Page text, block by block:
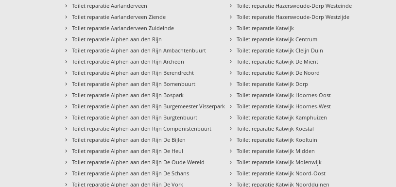
› Toilet reparatie Aarlanderveen
› Toilet reparatie Aarlanderveen Ziende
› Toilet reparatie Aarlanderveen Zuideinde
› Toilet reparatie Alphen aan den Rijn
› Toilet reparatie Alphen aan den Rijn Ambachtenbuurt
› Toilet reparatie Alphen aan den Rijn Archeon
› Toilet reparatie Alphen aan den Rijn Berendrecht
› Toilet reparatie Alphen aan den Rijn Bomenbuurt
› Toilet reparatie Alphen aan den Rijn Bospark
› Toilet reparatie Alphen aan den Rijn Burgemeester Visserpark
› Toilet reparatie Alphen aan den Rijn Burgtenbuurt
› Toilet reparatie Alphen aan den Rijn Componistenbuurt
› Toilet reparatie Alphen aan den Rijn De Bijlen
› Toilet reparatie Alphen aan den Rijn De Heul
› Toilet reparatie Alphen aan den Rijn De Oude Wereld
› Toilet reparatie Alphen aan den Rijn De Schans
› Toilet reparatie Alphen aan den Rijn De Vork
› Toilet reparatie Hazerswoude-Dorp Westeinde
› Toilet reparatie Hazerswoude-Dorp Westzijde
› Toilet reparatie Katwijk
› Toilet reparatie Katwijk Centrum
› Toilet reparatie Katwijk Cleijn Duin
› Toilet reparatie Katwijk De Mient
› Toilet reparatie Katwijk De Noord
› Toilet reparatie Katwijk Dorp
› Toilet reparatie Katwijk Hoornes-Oost
› Toilet reparatie Katwijk Hoornes-West
› Toilet reparatie Katwijk Kamphuizen
› Toilet reparatie Katwijk Koestal
› Toilet reparatie Katwijk Kooltuin
› Toilet reparatie Katwijk Midden
› Toilet reparatie Katwijk Molenwijk
› Toilet reparatie Katwijk Noord-Oost
› Toilet reparatie Katwijk Noordduinen